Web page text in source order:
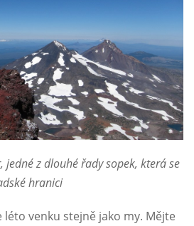
jedné z dlouhé řady sopek, která se
hranici
léto venku stejně jako my. Mějte